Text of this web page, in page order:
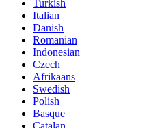
Turkish
Italian
Danish
Romanian
Indonesian
Czech
Afrikaans
Swedish
Polish
Basque